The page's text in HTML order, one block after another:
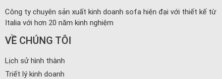
Công ty chuyên sản xuất kinh doanh sofa hiện đại với thiết kế từ
Italia với hơn 20 năm kinh nghiệm
VỀ CHÚNG TÔI
Lịch sử hình thành
Triết lý kinh doanh